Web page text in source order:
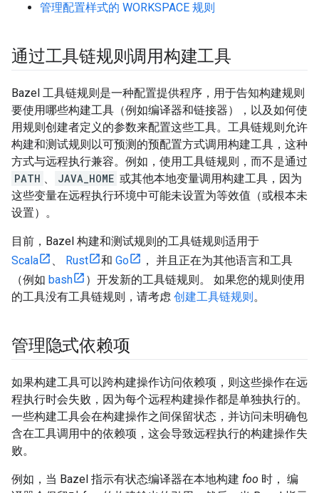
管理配置样式的 WORKSPACE 规则
通过工具链规则调用构建工具
Bazel 工具链规则是一种配置提供程序，用于告知构建规则
要使用哪些构建工具（例如编译器和链接器），以及如何使
用规则创建者定义的参数来配置这些工具。工具链规则允许
构建和测试规则以可预测的预配置方式调用构建工具，这种
方式与远程执行兼容。例如，使用工具链规则，而不是通过
PATH 、 JAVA_HOME 或其他本地变量调用构建工具，因为
这些变量在远程执行环境中可能未设置为等效值（或根本未
设置）。
目前，Bazel 构建和测试规则的工具链规则适用于
Scala
、 Rust 和 Go
， 并且正在为其他语言和工具
（例如 bash
）开发新的工具链规则。 如果您的规则使用
的工具没有工具链规则，请考虑 创建工具链规则。
管理隐式依赖项
如果构建工具可以跨构建操作访问依赖项，则这些操作在远
程执行时会失败，因为每个远程构建操作都是单独执行的。
一些构建工具会在构建操作之间保留状态，并访问未明确包
含在工具调用中的依赖项，这会导致远程执行的构建操作失
败。
例如，当 Bazel 指示有状态编译器在本地构建 foo 时， 编